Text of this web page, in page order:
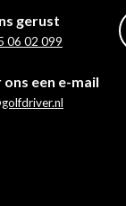
gerust
06 02 099
ons een e-mail